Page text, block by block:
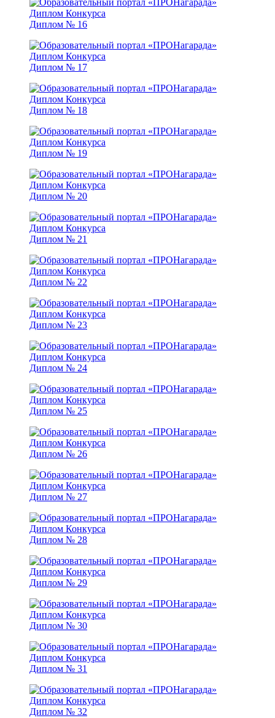
Диплом № 16
Диплом № 17
Диплом № 18
Диплом № 19
Диплом № 20
Диплом № 21
Диплом № 22
Диплом № 23
Диплом № 24
Диплом № 25
Диплом № 26
Диплом № 27
Диплом № 28
Диплом № 29
Диплом № 30
Диплом № 31
Диплом № 32